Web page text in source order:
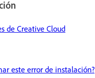
de Creative Cloud
este error de instalación?